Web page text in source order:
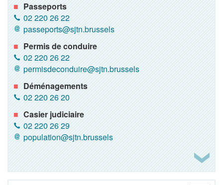
Passeports
02 220 26 22
passeports@sjtn.brussels
Permis de conduire
02 220 26 22
permisdeconduire@sjtn.brussels
Déménagements
02 220 26 20
Casier judiciaire
02 220 26 29
population@sjtn.brussels